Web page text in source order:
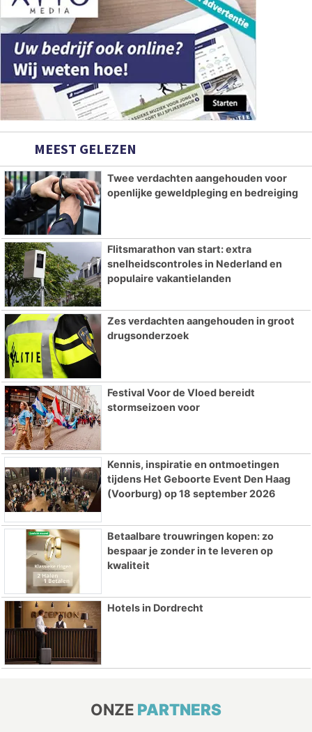
MEEST GELEZEN
Twee verdachten aangehouden voor
openlijke geweldpleging en bedreiging
Flitsmarathon van start: extra
snelheidscontroles in Nederland en
populaire vakantielanden
Zes verdachten aangehouden in groot
drugsonderzoek
Festival Voor de Vloed bereidt
stormseizoen voor
Kennis, inspiratie en ontmoetingen
tijdens Het Geboorte Event Den Haag
(Voorburg) op 18 september 2026
Betaalbare trouwringen kopen: zo
bespaar je zonder in te leveren op
kwaliteit
Hotels in Dordrecht
ONZE PARTNERS